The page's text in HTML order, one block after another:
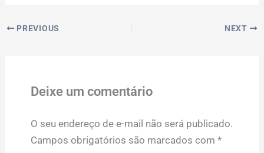
PREVIOUS NEXT
Deixe um comentário
O seu endereço de e-mail não será publicado.
Campos obrigatórios são marcados com *